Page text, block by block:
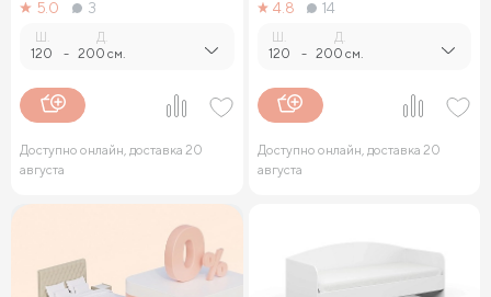
5.0
3
120 -
Д.
200 см.
Доступно онлайн, доставка 20
августа
4.8
14
120 -
Д.
200 см.
Доступно онлайн, доставка 20
августа